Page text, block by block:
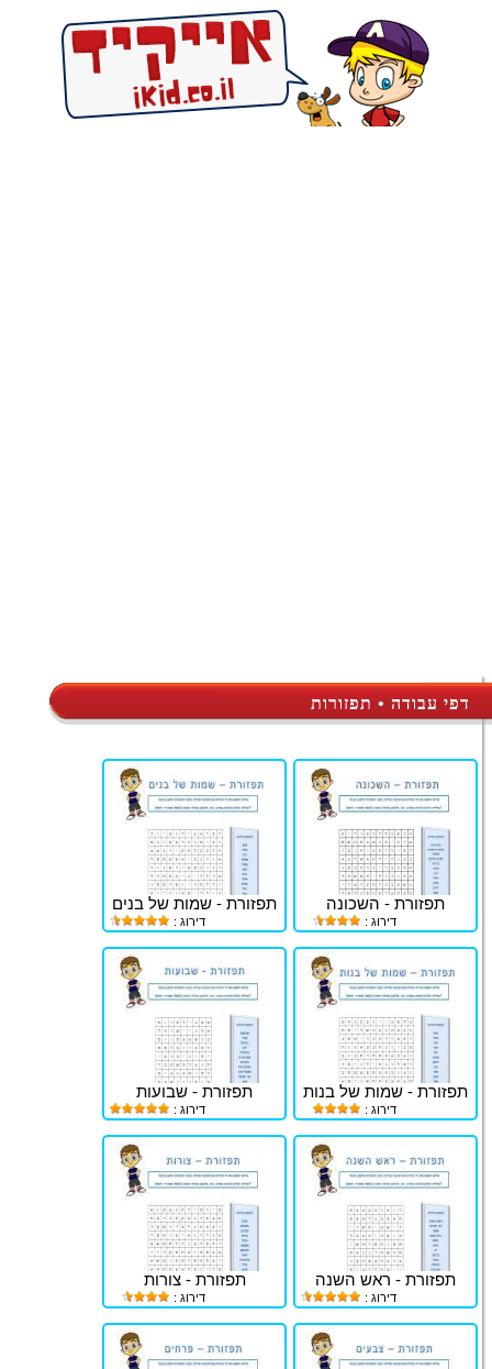
דפי עבודה • תפזורות
תפזורת - השכונה
דירוג :
תפזורת - שמות של בנים
דירוג :
תפזורת - שמות של בנות
דירוג :
תפזורת - שבועות
דירוג :
תפזורת - ראש השנה
דירוג :
תפזורת - צורות
דירוג :